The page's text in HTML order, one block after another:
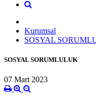
Kurumsal
SOSYAL
SOSYAL SORUMLULUK
07 Mart 2023